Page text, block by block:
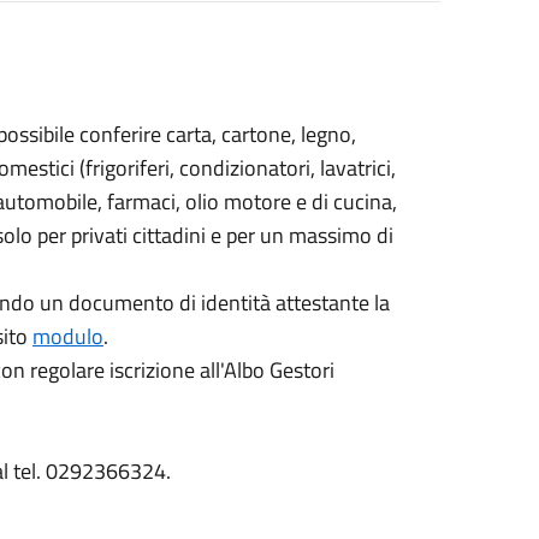
conferire carta, cartone, legno,
(frigoriferi, condizionatori, lavatrici,
farmaci, olio motore e di cucina,
per privati cittadini e per un massimo di
un documento di identità attestante la
modulo.
regolare iscrizione all'Albo Gestori
tel. 0292366324.